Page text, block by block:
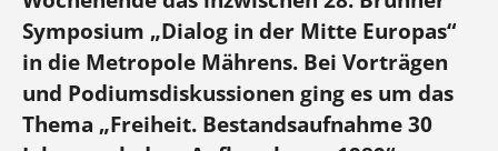
Symposium „Dialog in der Mitte Europas“
in die Metropole Mährens. Bei Vorträgen
und Podiumsdiskussionen ging es um das
Thema „Freiheit. Bestandsaufnahme 30